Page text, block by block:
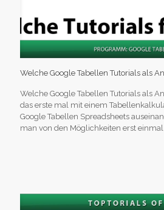
Welche Google Tabellen Tutorials als
Welche Google Tabellen Tutorials als
das erste mal mit einem
Google Tabellen Spreadsheets
man von den Möglichkeiten erst einmal